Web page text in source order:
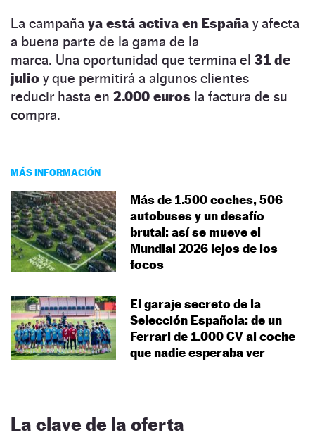
La campaña ya está activa en España y afecta
a buena parte de la gama de la
marca. Una oportunidad que termina el 31 de
julio y que permitirá a algunos clientes
reducir hasta en 2.000 euros la factura de su
compra.
MÁS INFORMACIÓN
Más de 1.500 coches, 506
autobuses y un desafío
brutal: así se mueve el
Mundial 2026 lejos de los
focos
El garaje secreto de la
Selección Española: de un
Ferrari de 1.000 CV al coche
que nadie esperaba ver
La clave de la oferta